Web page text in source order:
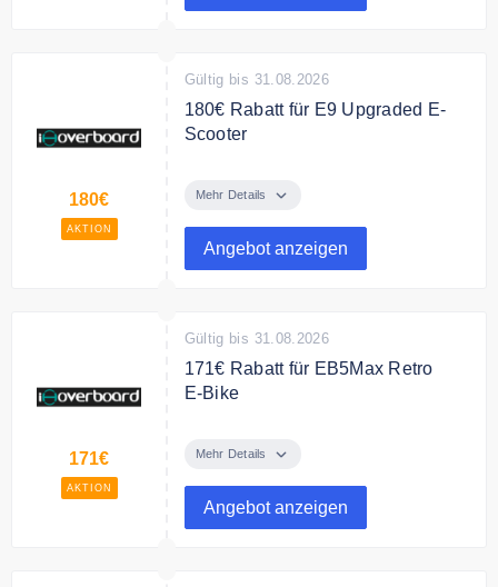
180€
AKTION
Gültig bis 31.08.2026
180€ Rabatt für E9 Upgraded E-
Scooter
einen E9 Upgraded 350W E-
Mehr Details
Angebot anzeigen
171€
AKTION
Gültig bis 31.08.2026
171€ Rabatt für EB5Max Retro
E‑Bike
Rahmen für ein vernetztes
Mehr Details
Angebot anzeigen